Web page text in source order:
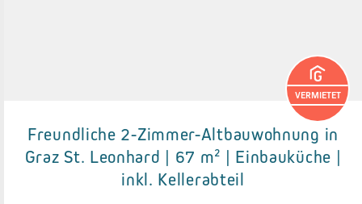
Details zum Objekt
VERMIETET
Freundliche 2-Zimmer-Altbauwohnung in
Graz St. Leonhard | 67 m² | Einbauküche |
inkl. Kellerabteil